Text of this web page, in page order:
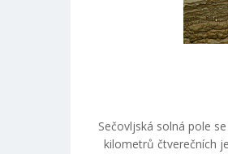
Sečovljská solná pole
kilometrů čtverečních